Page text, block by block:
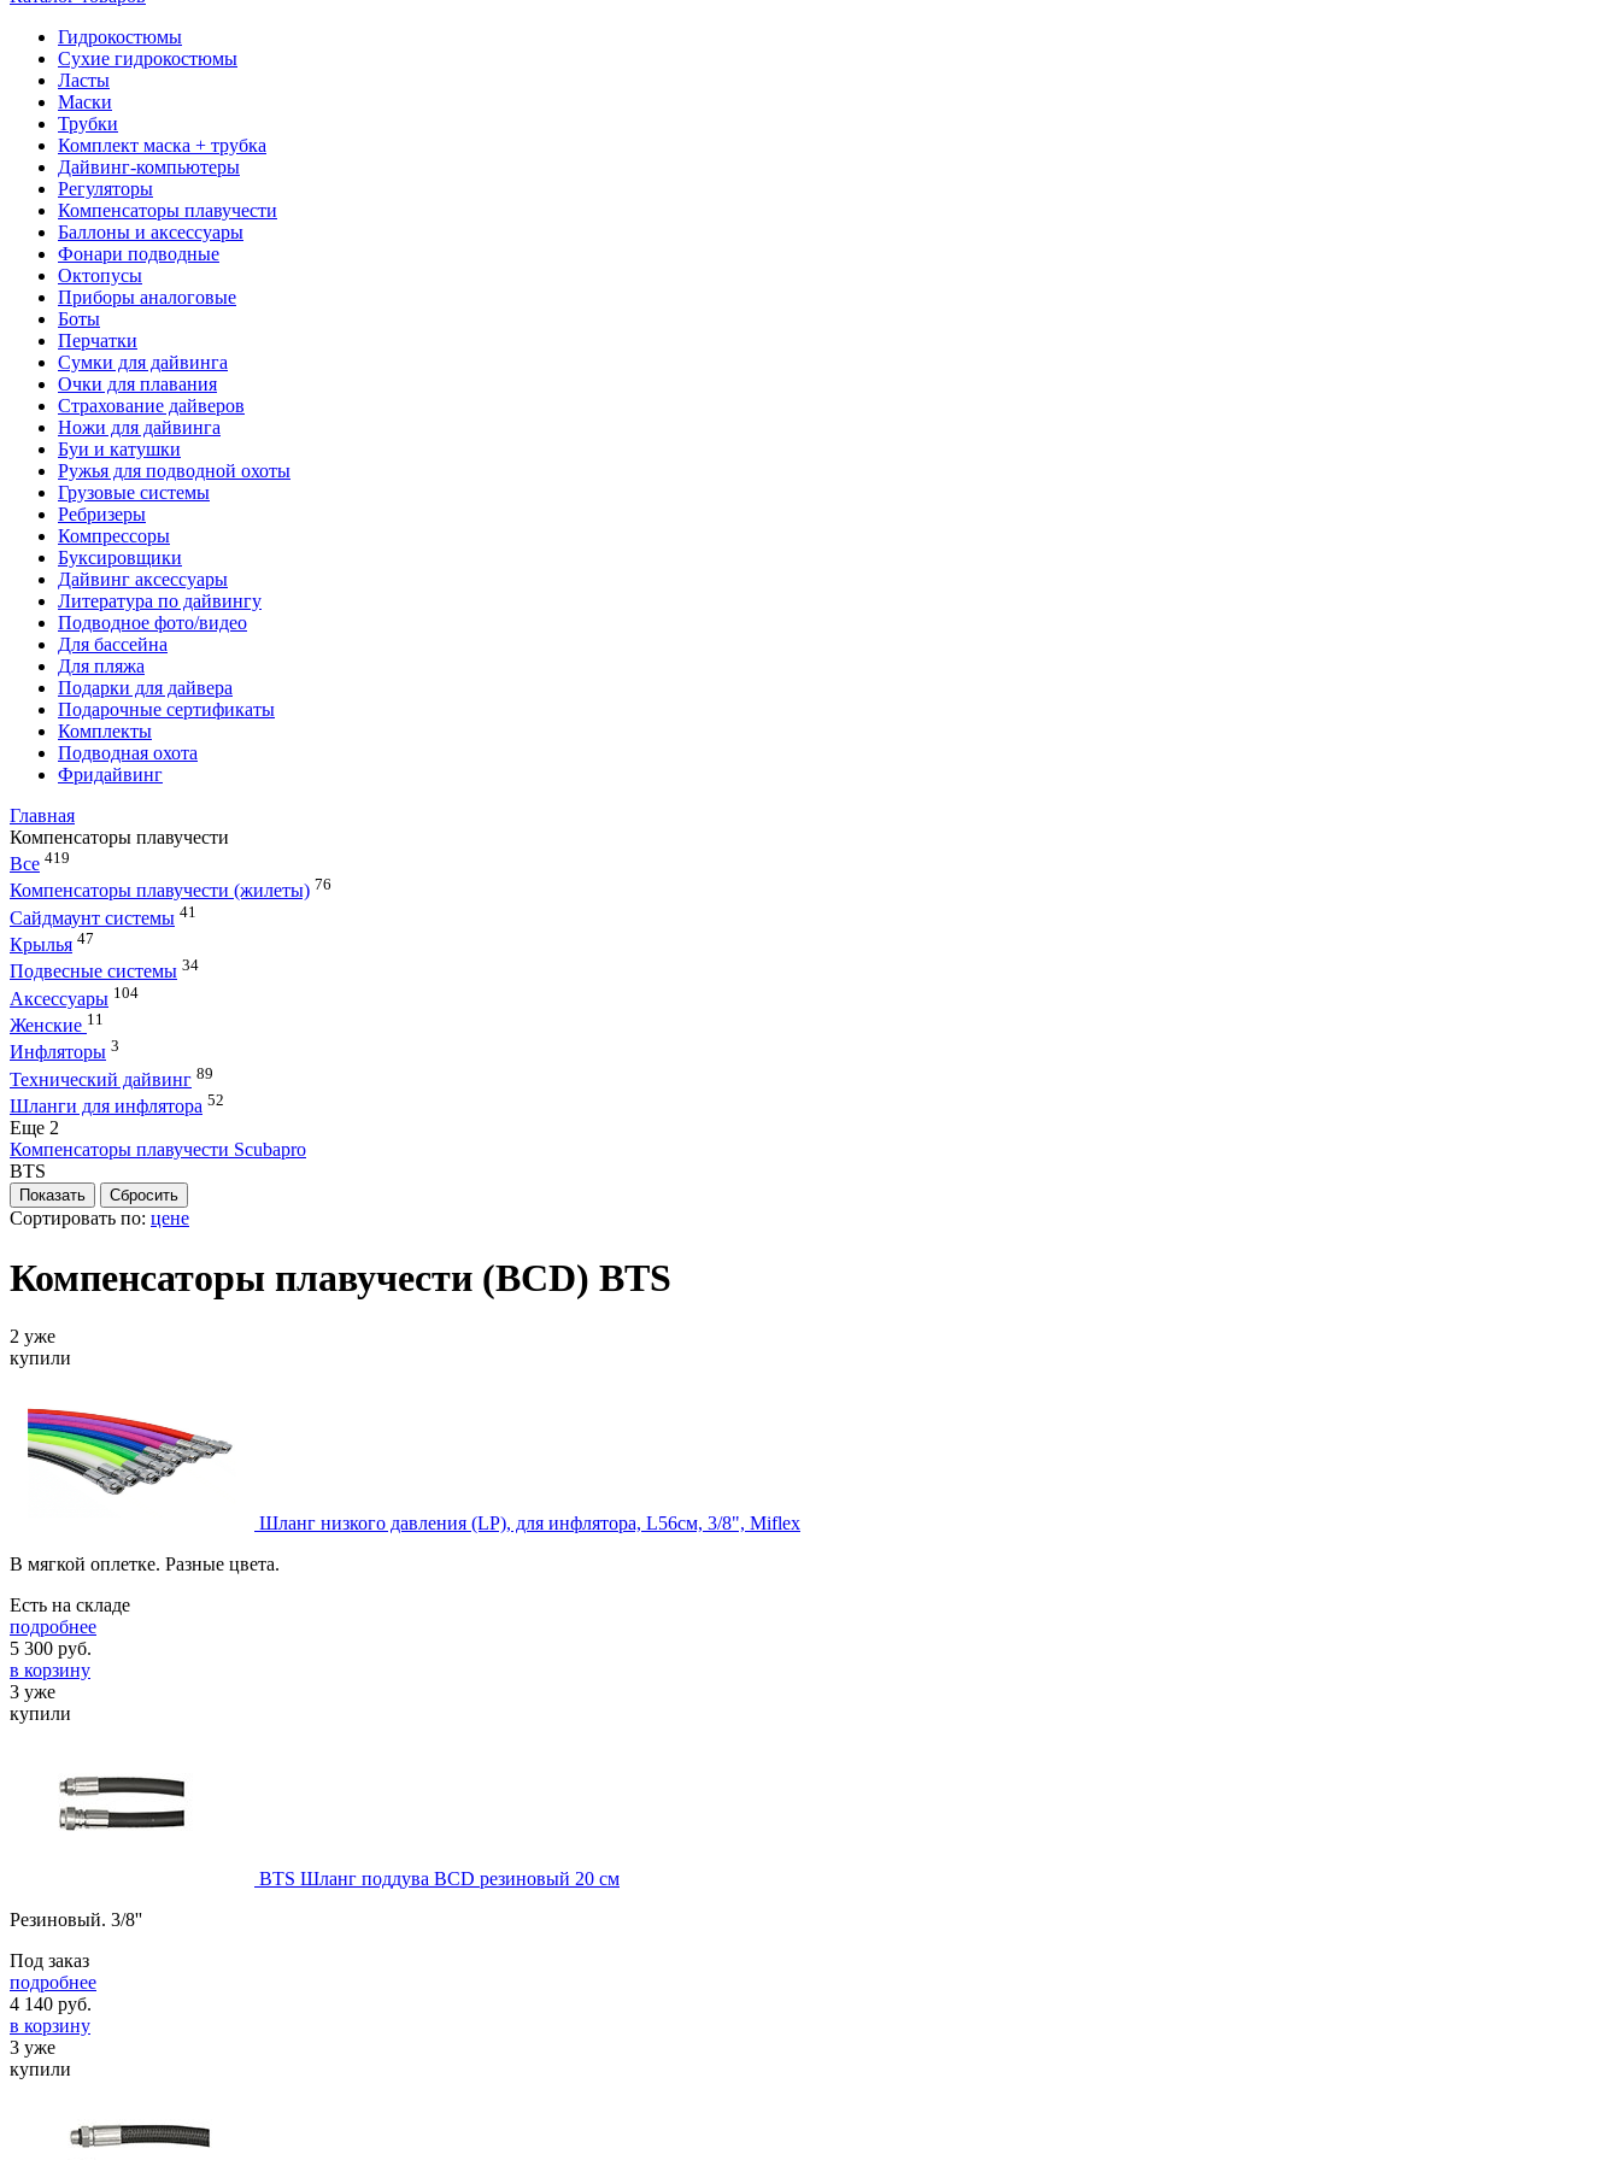
Гидрокостюмы
Сухие гидрокостюмы
Ласты
Маски
Трубки
Комплект маска + трубка
Дайвинг-компьютеры
Регуляторы
Компенсаторы плавучести
Баллоны и аксессуары
Фонари подводные
Октопусы
Приборы аналоговые
Боты
Перчатки
Сумки для дайвинга
Очки для плавания
Страхование дайверов
Ножи для дайвинга
Буи и катушки
Ружья для подводной охоты
Грузовые системы
Ребризеры
Компрессоры
Буксировщики
Дайвинг аксессуары
Литература по дайвингу
Подводное фото/видео
Для бассейна
Для пляжа
Подарки для дайвера
Подарочные сертификаты
Комплекты
Подводная охота
Фридайвинг
Главная
Компенсаторы плавучести
Все 419
Компенсаторы плавучести (жилеты) 76
Сайдмаунт системы 41
Крылья 47
Подвесные системы 34
Аксессуары 104
Женские 11
Инфляторы 3
Технический дайвинг 89
Шланги для инфлятора 52
Eще 2
Компенсаторы плавучести Scubapro
BTS
Сортировать по: цене
Компенсаторы плавучести (BCD) BTS
2 уже
купили
Шланг низкого давления (LP), для инфлятора, L56см, 3/8", Miflex
В мягкой оплетке. Разные цвета.
Есть на складе
подробнее
5 300 руб.
в корзину
3 уже
купили
BTS Шланг поддува BCD резиновый 20 см
Резиновый. 3/8''
Под заказ
подробнее
4 140 руб.
в корзину
3 уже
купили